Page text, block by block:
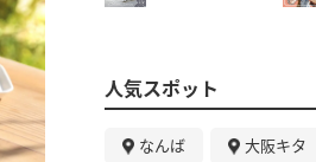
人気スポット
なんば 大阪キタ